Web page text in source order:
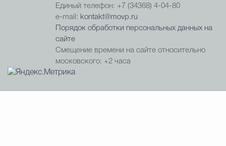
Единый телефон: +7 (34368) 4-04-80
e-mail: kontakt@movp.ru
Порядок обработки персональных данных на
сайте
Смещение времени на сайте относительно
московского: +2 часа